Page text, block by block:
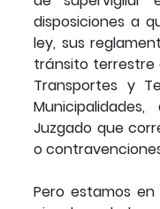
disposiciones a
ley, sus
tránsito terrestre
Transportes y
Juzgado que
o
Pero estamos